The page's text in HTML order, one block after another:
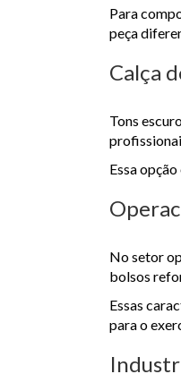
Para
peça
Calça
Tons
Essa
No setor
bolsos
Essas
para o